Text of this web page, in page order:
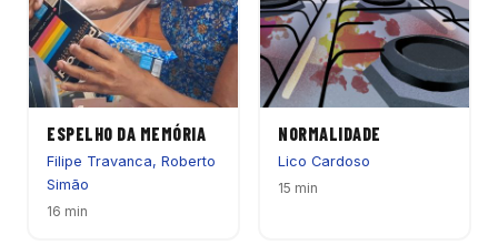
ESPELHO DA MEMÓRIA
Filipe Travanca, Roberto
Simão
16 min
NORMALIDADE
Lico Cardoso
15 min